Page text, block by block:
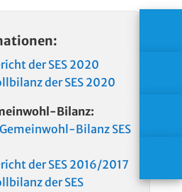
der SES 2020
der SES 2020
Bilanz:
Bilanz SES
der SES 2016/2017
der SES